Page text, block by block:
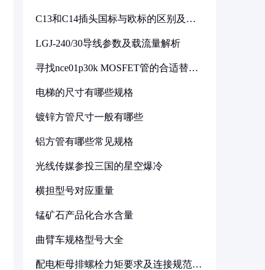
C13和C14插头国标与欧标的区别及其
LGJ-240/30导线参数及载流量解析
寻找nce01p30k MOSFET管的合适替代
电梯的尺寸有哪些规格
镀锌方管尺寸一般有哪些
铝方管有哪些常见规格
光线传媒参投三国的星空爆冷
横担型号对应重量
锰矿石产品化合水含量
曲臂车规格型号大全
配电柜母排螺栓力矩要求及连接规范详